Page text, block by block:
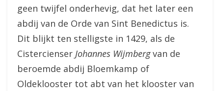
geen twijfel onderhevig, dat het later een
abdij van de Orde van Sint Benedictus is.
Dit blijkt ten stelligste in 1429, als de
Cistercienser Johannes Wijmbergvan de
beroemde abdij Bloemkamp of
Oldeklooster tot abt van het klooster van